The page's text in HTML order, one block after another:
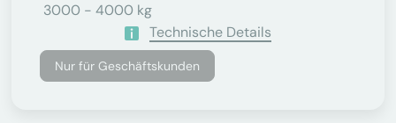
3000 - 4000 kg
Technische Details
Nur für Geschäftskunden